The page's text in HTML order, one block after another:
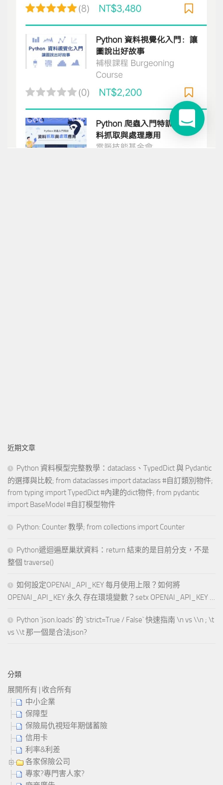
近期文章
Python 資料模型完整教學：dataclass、TypedDict 與 Pydantic
的選擇與比較; from dataclasses import dataclass #自訂類別物件;
from typing import TypedDict #內建的dict物件; from pydantic
import BaseModel #自訂模型物件
Python: Counter 教學; from collections import Counter
Python遞迴遍歷巢狀資料：return 結束的是目前分支，不是
整個 traverse()
如何設定OPENAI_API_KEY 每月使用上限？如何將
OPENAI_API_KEY 永久 存在環境變數？setx OPENAI_API_KEY …
Python `json.loads` 的 `strict=True / False` 快速指南 \n vs \\n ; \t
vs \\t 那一個是合法json?
分類
展開所有
收合所有
中小企業
保障型
保險局仇視短年期儲蓄險
信用卡
利率&利差
各家保險公司
專家?專門害人家?